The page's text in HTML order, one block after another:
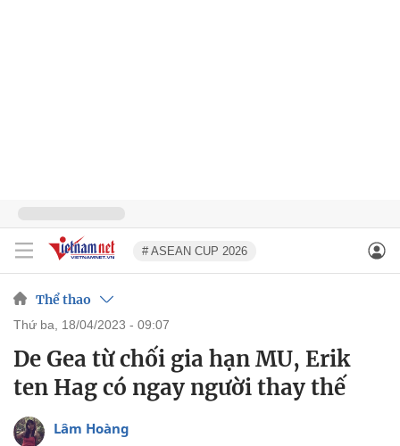
# ASEAN CUP 2026
Thể thao
thứ ba, 18/04/2023 - 09:07
De Gea từ chối gia hạn MU, Erik
ten Hag có ngay người thay thế
Lâm Hoàng